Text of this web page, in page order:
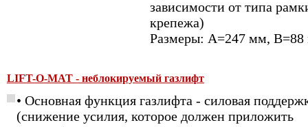
зависимости от типа
крепежа)
Размеры: А=247 мм,
LIFT-O-MAT - неблокируемый газлифт
• Основная функция газлифта - силовая
(снижение усилия, которое должен приложить